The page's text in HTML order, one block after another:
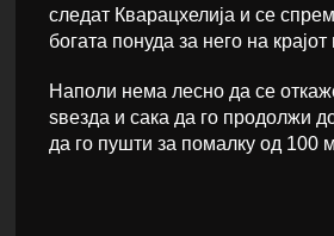
следат Кварацхелија и се
богата понуда за него на
Наполи нема лесно да се
ѕвезда и сака да го продолжи
да го пушти за помалку од 100